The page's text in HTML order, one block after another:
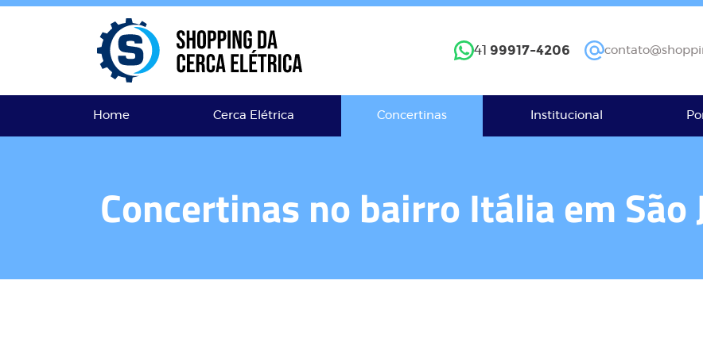
41 99917-4206
Home Cerca Elétrica Concertinas Institucional
Concertinas no bairro Itália em São